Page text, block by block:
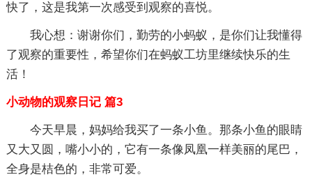
快了，这是我第一次感受到观察的喜悦。
我心想：谢谢你们，勤劳的小蚂蚁，是你们让我懂得
了观察的重要性，希望你们在蚂蚁工坊里继续快乐的生
活！
小动物的观察日记 篇3
今天早晨，妈妈给我买了一条小鱼。那条小鱼的眼睛
又大又圆，嘴小小的，它有一条像凤凰一样美丽的尾巴，
全身是桔色的，非常可爱。